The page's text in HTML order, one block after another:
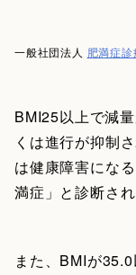
一般社団法人 肥満症
BMI25以上で減
くは進行が抑制
は健康障害にな
満症」と診断され
また、BMIが